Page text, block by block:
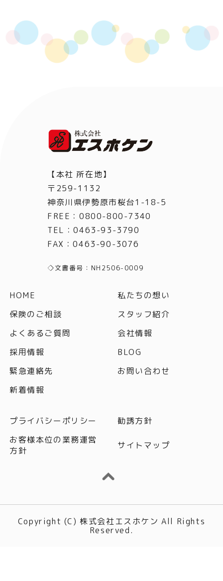
【本社 所在地】
〒259-1132
神奈川県伊勢原市桜台1-18-5
FREE：0800-800-7340
TEL ：0463-93-3790
FAX ：0463-90-3076
◇文書番号：NH2506-0009
HOME
私たちの想い
保険のご相談
スタッフ紹介
よくあるご質問
会社情報
採用情報
BLOG
緊急連絡先
お問い合わせ
新着情報
プライバシーポリシー
勧誘方針
お客様本位の業務運営
方針
サイトマップ
Copyright (C) 株式会社エスホケン All Rights
Reserved.